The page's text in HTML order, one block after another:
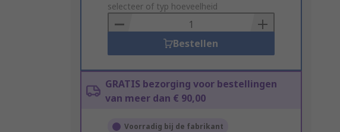
to
Basket
selecteer of typ hoeveelheid
Bestellen
GRATIS bezorging voor bestellingen
van meer dan € 90,00
Voorradig bij de fabrikant